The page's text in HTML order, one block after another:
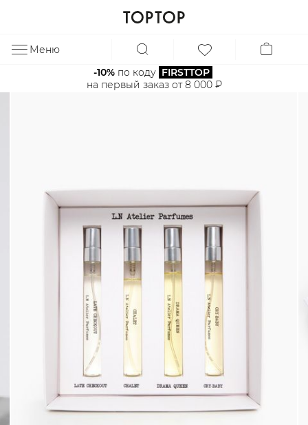
Меню
-10% по коду FIRSTTOP
на первый заказ от 8 000 ₽